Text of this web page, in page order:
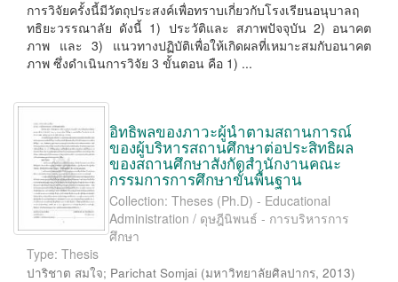
การวิจัยครั้งนี้มีวัตถุประสงค์เพื่อทราบเกี่ยวกับโรงเรียนอนุบาลฤ
ทธิยะวรรณาลัย ดังนี้ 1) ประวัติและ สภาพปัจจุบัน 2) อนาคต
ภาพ และ 3) แนวทางปฏิบัติเพื่อให้เกิดผลที่เหมาะสมกับอนาคต
ภาพ ซึ่งดำเนินการวิจัย 3 ขั้นตอน คือ 1) ...
อิทธิพลของภาวะผู้นำตามสถานการณ์
ของผู้บริหารสถานศึกษาต่อประสิทธิผล
ของสถานศึกษาสังกัดสำนักงานคณะ
กรรมการการศึกษาขั้นพื้นฐาน
Collection: Theses (Ph.D) - Educational
Administration / ดุษฎีนิพนธ์ - การบริหารการ
ศึกษา
Type: Thesis
ปาริชาต สมใจ; Parichat Somjai (มหาวิทยาลัยศิลปากร, 2013)